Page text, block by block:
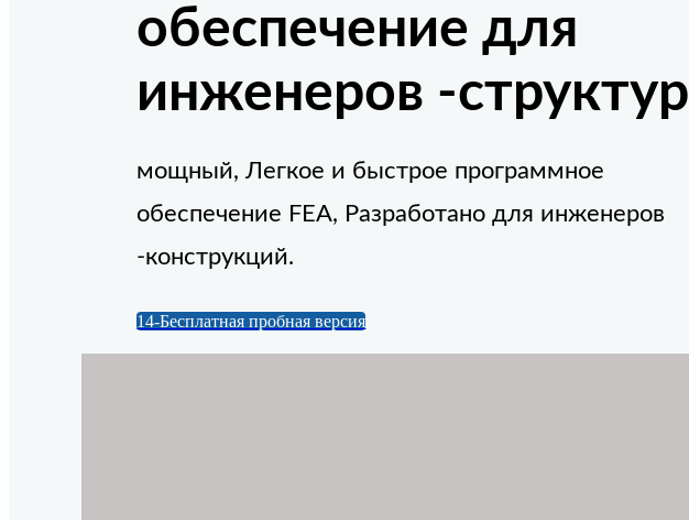
обеспечение для
инженеров -структур
мощный, Легкое и быстрое программное
обеспечение FEA, Разработано для инженеров
-конструкций.
14-Бесплатная пробная версия